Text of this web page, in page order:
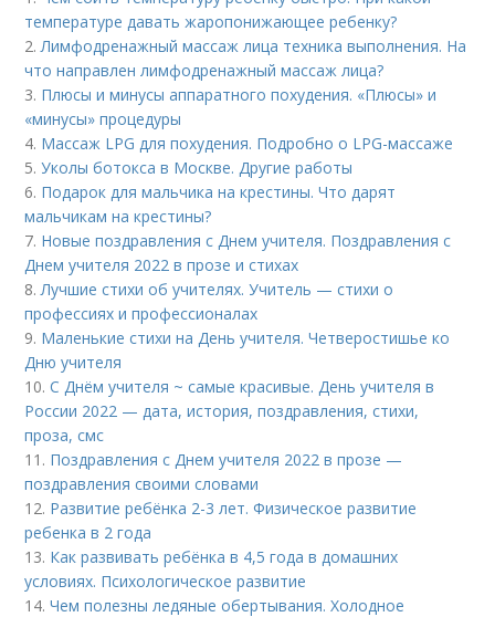
температуре давать жаропонижающее ребенку?
2.Лимфодренажный массаж лица техника выполнения. На
что направлен лимфодренажный массаж лица?
3. Плюсы и минусы аппаратного похудения. «Плюсы» и
«минусы» процедуры
4. Массаж LPG для похудения. Подробно о LPG-массаже
5.Уколы ботокса в Москве. Другие работы
6. Подарок для мальчика на крестины. Что дарят
мальчикам на крестины?
7. Новые поздравления с Днем учителя. Поздравления с
Днем учителя 2022 в прозе и стихах
8.Лучшие стихи об учителях. Учитель — стихи о
профессиях и профессионалах
9. Маленькие стихи на День учителя. Четверостишье ко
Дню учителя
10.С Днём учителя ~ самые красивые. День учителя в
России 2022 — дата, история, поздравления, стихи,
проза, смс
11. Поздравления с Днем учителя 2022 в прозе —
поздравления своими словами
12. Развитие ребёнка 2-3 лет. Физическое развитие
ребенка в 2 года
13. Как развивать ребёнка в 4,5 года в домашних
условиях. Психологическое развитие
14.Чем полезны ледяные обертывания. Холодное